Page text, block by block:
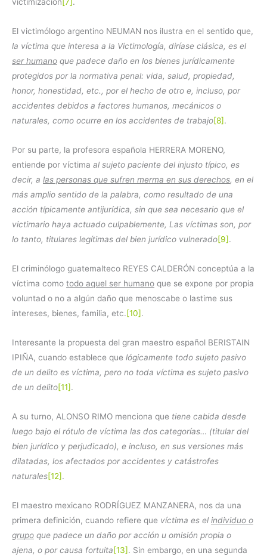
El victimólogo argentino NEUMAN nos ilustra en el sentido que,
la víctima que interesa a la Victimología, diríase clásica, es el
ser humano que padece daño en los bienes jurídicamente
protegidos por la normativa penal: vida, salud, propiedad,
honor, honestidad, etc., por el hecho de otro e, incluso, por
accidentes debidos a factores humanos, mecánicos o
naturales, como ocurre en los accidentes de trabajo[8].
Por su parte, la profesora española HERRERA MORENO,
entiende por víctima al sujeto paciente del injusto típico, es
decir, a las personas que sufren merma en sus derechos, en el
más amplio sentido de la palabra, como resultado de una
acción típicamente antijurídica, sin que sea necesario que el
victimario haya actuado culpablemente, Las víctimas son, por
lo tanto, titulares legítimas del bien jurídico vulnerado[9].
El criminólogo guatemalteco REYES CALDERÓN conceptúa a la
víctima como todo aquel ser humano que se expone por propia
voluntad o no a algún daño que menoscabe o lastime sus
intereses, bienes, familia, etc.[10].
Interesante la propuesta del gran maestro español BERISTAIN
IPIÑA, cuando establece que lógicamente todo sujeto pasivo
de un delito es víctima, pero no toda víctima es sujeto pasivo
de un delito[11].
A su turno, ALONSO RIMO menciona que tiene cabida desde
luego bajo el rótulo de víctima las dos categorías… (titular del
bien jurídico y perjudicado), e incluso, en sus versiones más
dilatadas, los afectados por accidentes y catástrofes
naturales[12].
El maestro mexicano RODRÍGUEZ MANZANERA, nos da una
primera definición, cuando refiere que víctima es el individuo o
grupo que padece un daño por acción u omisión propia o
ajena, o por causa fortuita[13]. Sin embargo, en una segunda